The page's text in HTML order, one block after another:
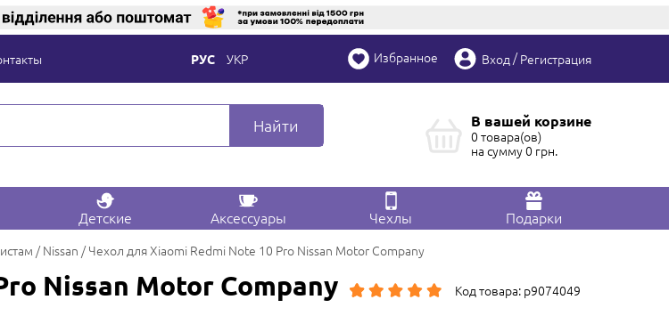
РУС УКР Избранное Вход /Регистрация
Найти В вашей корзине
0 товара(ов)
на сумму0 грн.
Детские Аксессуары Чехлы Подарки
Nissan Чехол для Xiaomi Redmi Note 10 Pro Nissan Motor Company
Nissan Motor Company Код товара: p9074049